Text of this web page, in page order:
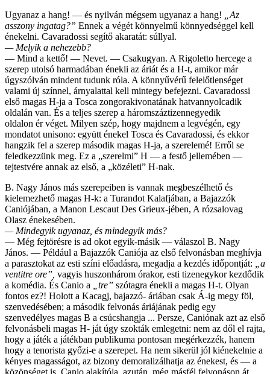
Ugyanaz a hang! — és nyilván mégsem ugyanaz a hang!
„Az
asszony ingatag?” Ennek a végét könnyelmű könnyedséggel kell
énekelni. Cavaradossi segítő akaratát: súllyal.
— Melyik a nehezebb?
— Mind a kettő! — Nevet. — Csakugyan. A Rigoletto hercege a
szerep utolsó harmadában énekli az áriát és a H-t, amikor már
úgyszólván mindent tudunk róla. A könnyűvérű felelőtlenséget
valami új színnel, árnyalattal kell mintegy befejezni. Cavaradossi
első magas H-ja a Tosca zongorakivonatának hatvannyolcadik
oldalán van. És a teljes szerep a háromszáztizennegyedik
oldalon ér véget. Milyen szép, hogy majdnem a legvégén, egy
mondatot unisono: együtt énekel Tosca és Cavaradossi, és ekkor
hangzik fel a szerep második magas H-ja, a szerelemé! Erről se
feledkezzünk meg. Ez a „szerelmi” H — a festő jellemében —
tejtestvére annak az első, a „közéleti” H-nak.
B. Nagy János más szerepeiben is vannak megbeszélhető és
kielemezhető magas H-k: a Turandot Kalafjában, a Bajazzók
Caniójában, a Manon Lescaut Des Grieux-jében, A rózsalovag
Olasz énekesében.
— Mindegyik ugyanaz, és mindegyik más?
— Még fejtörésre is ad okot egyik-másik — válaszol B. Nagy
János. — Például a Bajazzók Caniója az első felvonásban meghívja
a parasztokat az esti színi előadásra, megadja a kezdés időpontját:
„a
ventitre ore”, vagyis huszonhárom órakor, esti tizenegykor kezdődik
a komédia. És Canio a
„tre” szótagra énekli a magas H-t. Olyan
fontos ez?! Holott a Kacagj, bajazzó- áriában csak Á-ig megy föl,
szenvedésében; a második felvonás áriájának pedig egy
szenvedélyes magas B a csúcshangja ... Persze, Caniónak azt az első
felvonásbeli magas H- ját úgy szokták emlegetni: nem az dől el rajta,
hogy a játék a játékban publikuma pontosan megérkezzék, hanem
hogy a tenorista győzi-e a szerepet. Ha nem sikerül jól kiénekelnie a
kényes magasságot, az bizony demoralizálhatja az énekest, és — a
közönséget is. Canio alakítója, azután, még másfél felvonáson át,